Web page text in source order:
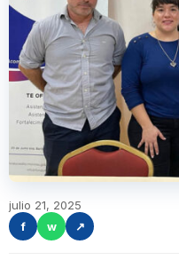
julio 21, 2025
f
w ↗